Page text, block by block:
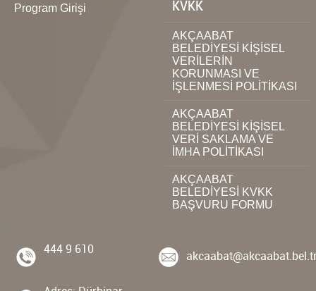
Program Girişi KVKK
AKÇAABAT
BELEDİYESİ KİŞİSEL
VERİLERİN
KORUNMASI VE
İŞLENMESİ POLİTİKASI
AKÇAABAT
BELEDİYESİ KİŞİSEL
VERİ SAKLAMA VE
İMHA POLİTİKASI
AKÇAABAT
BELEDİYESİ KVKK
BAŞVURU FORMU
444 9 610